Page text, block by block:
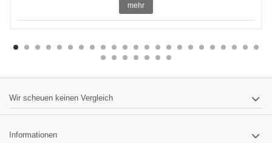
mehr
Wir scheuen keinen Vergleich
Informationen